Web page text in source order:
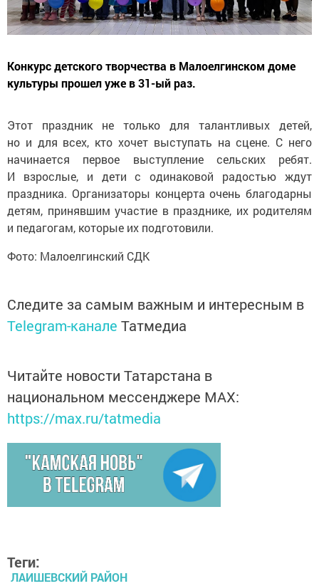
Конкурс детского творчества в Малоелгинском доме
культуры прошел уже в 31-ый раз.
Этот праздник не только для талантливых детей,
но и для всех, кто хочет выступать на сцене. С него
начинается первое выступление сельских ребят.
И взрослые, и дети с одинаковой радостью ждут
праздника. Организаторы концерта очень благодарны
детям, принявшим участие в празднике, их родителям
и педагогам, которые их подготовили.
Фото: Малоелгинский СДК
Следите за самым важным и интересным в
Telegram-канале Татмедиа
Читайте новости Татарстана в
национальном мессенджере MАХ:
https://max.ru/tatmedia
Теги:
ЛАИШЕВСКИЙ РАЙОН